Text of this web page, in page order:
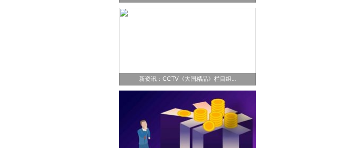
新资讯：CCTV《大国精品》栏目组...